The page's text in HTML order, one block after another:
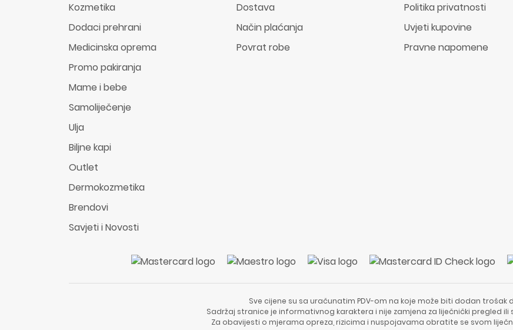
Kozmetika
Dodaci prehrani
Medicinska oprema
Promo pakiranja
Mame i bebe
Samoliječenje
Ulja
Biljne kapi
Outlet
Dermokozmetika
Brendovi
Savjeti i Novosti
Dostava
Način plaćanja
Povrat robe
Politika privatnosti
Uvjeti kupovine
Pravne napomene
Sve cijene su sa uračunatim PDV-om na koje može biti dodan trošak
Sadržaj stranice je informativnog karaktera i nije zamjena za liječnički pregled
Za obavijesti o mjerama opreza, rizicima i nuspojavama obratite se svom